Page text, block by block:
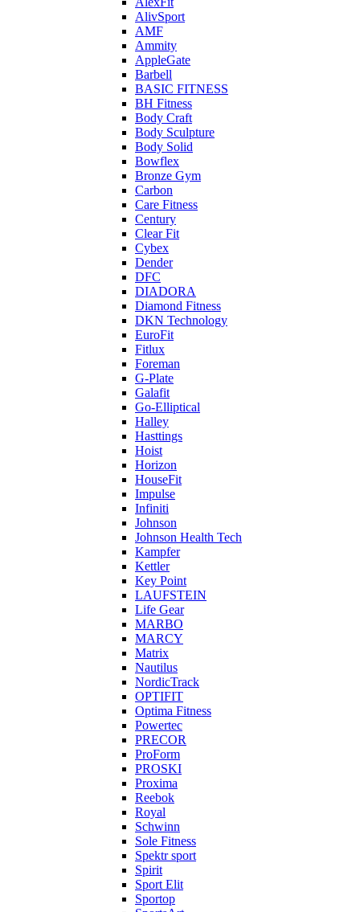
AlivSport
AMF
Ammity
AppleGate
Barbell
BASIC FITNESS
BH Fitness
Body Craft
Body Sculpture
Body Solid
Bowflex
Bronze Gym
Carbon
Care Fitness
Century
Clear Fit
Cybex
Dender
DFC
DIADORA
Diamond Fitness
DKN Technology
EuroFit
Fitlux
Foreman
G-Plate
Galafit
Go-Elliptical
Halley
Hasttings
Hoist
Horizon
HouseFit
Impulse
Infiniti
Johnson
Johnson Health Tech
Kampfer
Kettler
Key Point
LAUFSTEIN
Life Gear
MARBO
MARCY
Matrix
Nautilus
NordicTrack
OPTIFIT
Optima Fitness
Powertec
PRECOR
ProForm
PROSKI
Proxima
Reebok
Royal
Schwinn
Sole Fitness
Spektr sport
Spirit
Sport Elit
Sportop